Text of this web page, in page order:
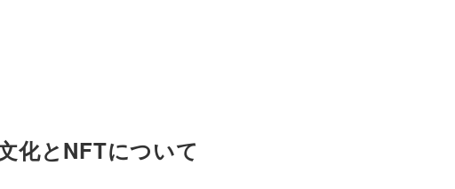
化とNFTについて